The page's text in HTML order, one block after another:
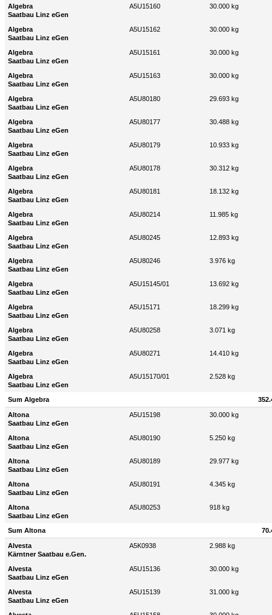
Algebra
Saatbau Linz eGen
A5U15160 30.000 kg
Algebra
Saatbau Linz eGen
A5U15162 30.000 kg
Algebra
Saatbau Linz eGen
A5U15161 30.000 kg
Algebra
Saatbau Linz eGen
A5U15163 30.000 kg
Algebra
Saatbau Linz eGen
A5U80180 29.693 kg
Algebra
Saatbau Linz eGen
A5U80177 30.488 kg
Algebra
Saatbau Linz eGen
A5U80179 10.933 kg
Algebra
Saatbau Linz eGen
A5U80178 30.312 kg
Algebra
Saatbau Linz eGen
A5U80181 18.132 kg
Algebra
Saatbau Linz eGen
A5U80214 11.985 kg
Algebra
Saatbau Linz eGen
A5U80245 12.893 kg
Algebra
Saatbau Linz eGen
A5U80246 3.976 kg
Algebra
Saatbau Linz eGen
A5U15145/01 13.692 kg
Algebra
Saatbau Linz eGen
A5U15171 18.299 kg
Algebra
Saatbau Linz eGen
A5U80258 3.071 kg
Algebra
Saatbau Linz eGen
A5U80271 14.410 kg
Algebra
Saatbau Linz eGen
A5U15170/01 2.528 kg
Sum Algebra
Altona
Saatbau Linz eGen
A5U15198 30.000 kg
Altona
Saatbau Linz eGen
A5U80190 5.250 kg
Altona
Saatbau Linz eGen
A5U80189 29.977 kg
Altona
Saatbau Linz eGen
A5U80191 4.345 kg
Altona
Saatbau Linz eGen
A5U80253 918 kg
Sum Altona
Alvesta
Kärntner Saatbau e.Gen.
A5K0938 2.988 kg
Alvesta
Saatbau Linz eGen
A5U15136 30.000 kg
Alvesta
Saatbau Linz eGen
A5U15139 31.000 kg